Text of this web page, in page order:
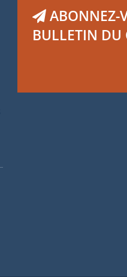
ABONNEZ-
BULLETIN DU